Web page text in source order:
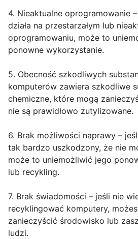
4. Nieaktualne oprogramowanie
działa na przestarzałym lub
oprogramowaniu, może to
ponowne wykorzystanie.
5. Obecność szkodliwych
komputerów zawiera szkodliwe
chemiczne, które mogą
nie są prawidłowo zutylizowane.
6. Brak możliwości naprawy –
tak bardzo uszkodzony, że nie
może to uniemożliwić jego
lub recykling.
7. Brak świadomości – jeśli nie
recyklingować komputery,
zanieczyścić środowisko lub
ludzi.